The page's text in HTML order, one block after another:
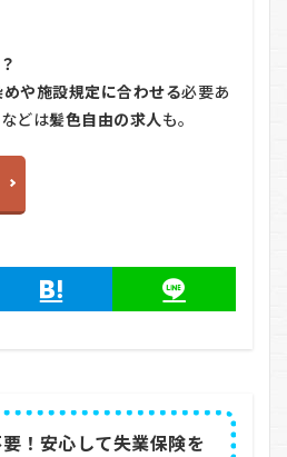
めや施設規定に合わせる必要あ
どは髪色自由の求人も。
！安心して失業保険を